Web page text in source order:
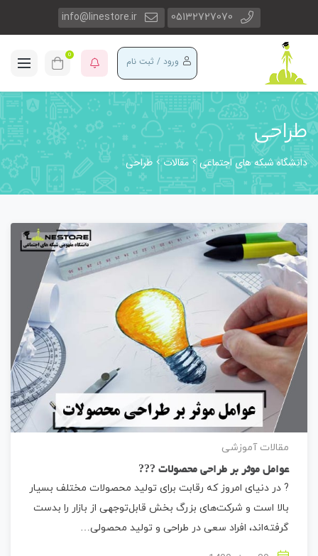
05132727070
info@linestore.ir
ورود / ثبت نام 0
طراحی
دانشگاه شبکه های اجتماعی مقالات طراحی
مقالات آموزشی
عوامل موثر بر طراحی محصولات ??‍?
? در دنیای امروز که رقابت برای تولید محصولات مختلف بسیار
بالا است و شرکت‌های بزرگ بخش قابل‌توجهی از بازار را بدست
گرفته‌اند، افراد سعی در طراحی و تولید محصولی…